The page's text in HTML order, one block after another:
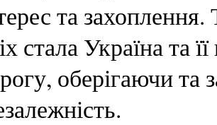
та
стала Україна та
оберігаючи